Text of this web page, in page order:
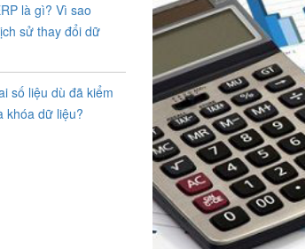
là gì? Vì sao
sử thay đổi dữ
số liệu dù đã kiểm
khóa dữ liệu?